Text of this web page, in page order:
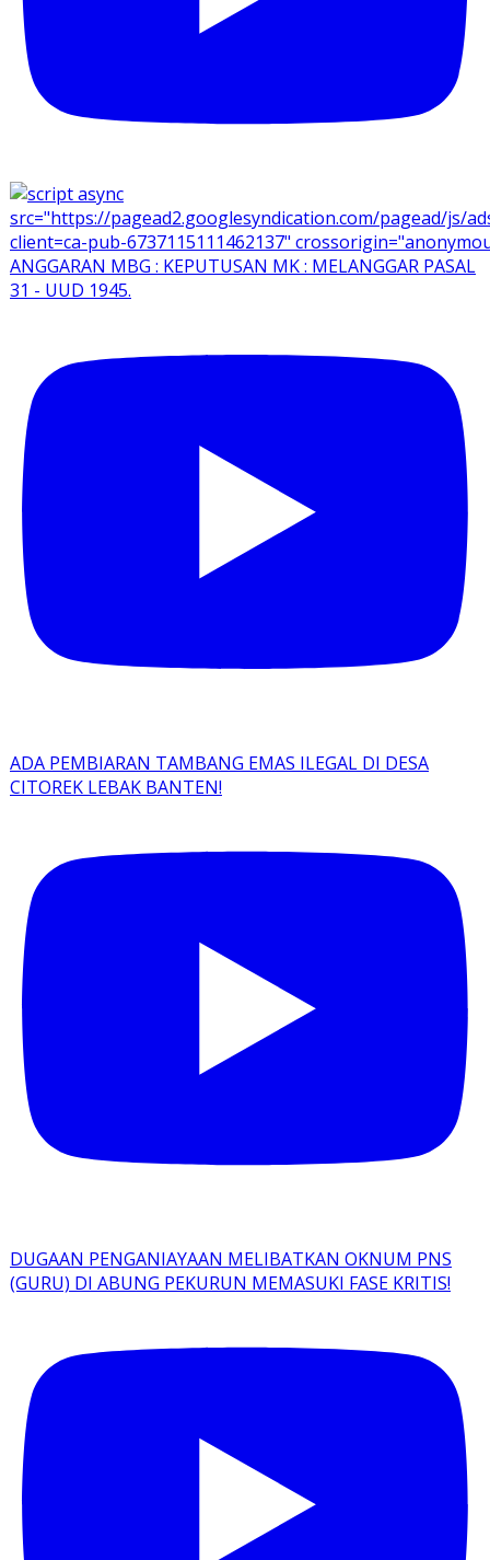
ANGGARAN MBG : KEPUTUSAN MK : MELANGGAR PASAL
31 - UUD 1945.
ADA PEMBIARAN TAMBANG EMAS ILEGAL DI DESA
CITOREK LEBAK BANTEN!
DUGAAN PENGANIAYAAN MELIBATKAN OKNUM PNS
(GURU) DI ABUNG PEKURUN MEMASUKI FASE KRITIS!